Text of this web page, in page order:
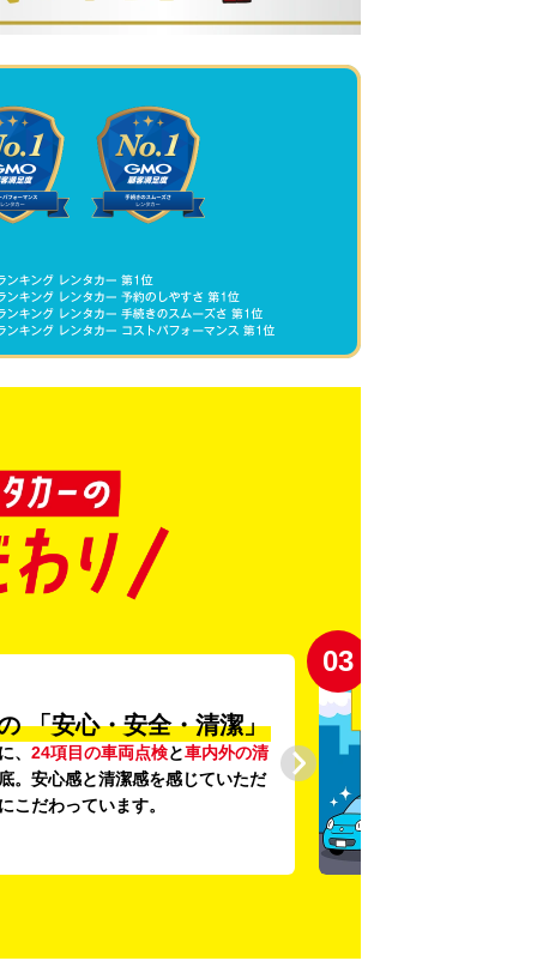
「安心・安全・清潔」
、 24項目の車両点検と車内外の清
。安心感と清潔感を感じていただ
こだわっています。
03